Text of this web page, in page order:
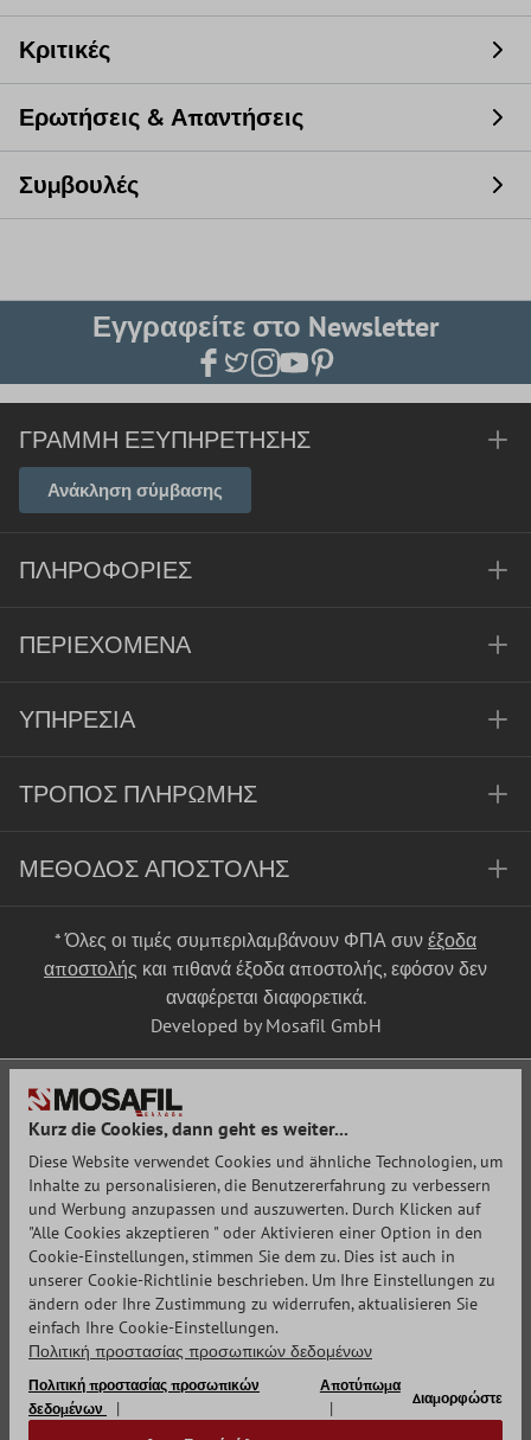
Κριτικές
Ερωτήσεις & Απαντήσεις
Συμβουλές
Εγγραφείτε στο Newsletter
ΓΡΑΜΜΉ ΕΞΥΠΗΡΈΤΗΣΗΣ
Ανάκληση σύμβασης
ΠΛΗΡΟΦΟΡΊΕΣ
ΠΕΡΙΕΧΌΜΕΝΑ
ΥΠΗΡΕΣΊΑ
ΤΡΌΠΟΣ ΠΛΗΡΩΜΉΣ
ΜΈΘΟΔΟΣ ΑΠΟΣΤΟΛΉΣ
* Όλες οι τιμές συμπεριλαμβάνουν ΦΠΑ συν έξοδα
αποστολής και πιθανά έξοδα αποστολής, εφόσον δεν
αναφέρεται διαφορετικά.
Developed by Mosafil GmbH
Kurz die Cookies, dann geht es weiter...
Diese Website verwendet Cookies und ähnliche Technologien, um
Inhalte zu personalisieren, die Benutzererfahrung zu verbessern
und Werbung anzupassen und auszuwerten. Durch Klicken auf
"Alle Cookies akzeptieren " oder Aktivieren einer Option in den
Cookie-Einstellungen, stimmen Sie dem zu. Dies ist auch in
unserer Cookie-Richtlinie beschrieben. Um Ihre Einstellungen zu
ändern oder Ihre Zustimmung zu widerrufen, aktualisieren Sie
einfach Ihre Cookie-Einstellungen.
Πολιτική προστασίας προσωπικών δεδομένων
Πολιτική προστασίας προσωπικών
δεδομένων
Αποτύπωμα
Διαμορφώστε